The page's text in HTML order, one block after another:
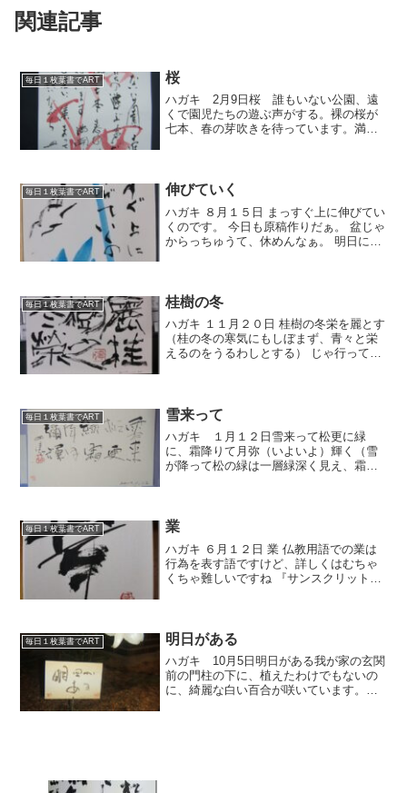
関連記事
毎日１枚葉書でART 桜
ハガキ 2月9日桜 誰もいない公園、遠
くで園児たちの遊ぶ声がする。裸の桜が
七本、春の芽吹きを待っています。満開
れもいません。風は少し...
毎日１枚葉書でART 伸びていく
ハガキ ８月１５日 まっすぐ上に伸びてい
くのです。 今日も原稿作りだぁ。 盆じゃ
からっちゅうて、休めんなぁ。 明日には
毎日１枚葉書でART 桂樹の冬
ハガキ １１月２０日 桂樹の冬栄を麗とす
（桂の冬の寒気にもしぼまず、青々と栄
えるのをうるわしとする） じゃ行ってき
毎日１枚葉書でART 雪来って
ハガキ １月１２日雪来って松更に緑
に、霜降りて月弥（いよいよ）輝く（雪
が降って松の緑は一層緑深く見え、霜降
書いてます。時々出る滲みも...
毎日１枚葉書でART 業
ハガキ ６月１２日 業 仏教用語での業は
行為を表す語ですけど、詳しくはむちゃ
くちゃ難しいですね 『サンスクリット語
しかし一つ...
毎日１枚葉書でART 明日がある
ハガキ 10月5日明日がある我が家の玄関
前の門柱の下に、植えたわけでもないの
に、綺麗な白い百合が咲いています。自